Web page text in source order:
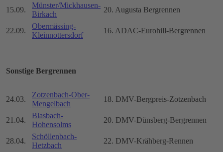
15.09.
Münster/Mickhausen-
Birkach
20. Augusta Bergrennen
22.09.
Obermässing-
Kleinnottersdorf
16. ADAC-Eurohill-Bergrennen
Sonstige Bergrennen
24.03.
Zotzenbach-Ober-
Mengelbach
18. DMV-Bergpreis-Zotzenbach
21.04.
Blasbach-
Hohensolms
20. DMV-Dünsberg-Bergrennen
28.04.
Schöllenbach-
Hetzbach
22. DMV-Krähberg-Rennen